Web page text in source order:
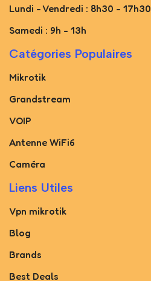
Lundi - Vendredi : 8h30 - 17h30
Samedi : 9h - 13h
Catégories Populaires
Mikrotik
Grandstream
VOIP
Antenne WiFi6
Caméra
Liens Utiles
Vpn mikrotik
Blog
Brands
Best Deals